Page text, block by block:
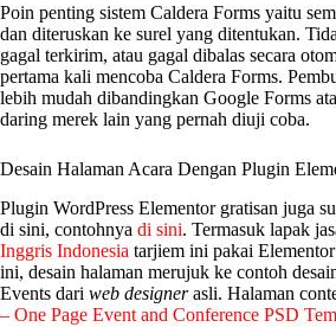
Poin penting sistem Caldera Forms yaitu
dan diteruskan ke surel yang ditentukan.
gagal terkirim, atau gagal dibalas secara
pertama kali mencoba Caldera Forms.
lebih mudah dibandingkan Google Forms
daring merek lain yang pernah diuji coba.
Desain Halaman Acara Dengan Plugin
Plugin WordPress Elementor gratisan juga
di sini, contohnya di sini. Termasuk lapak
Inggris Indonesia tarjiem ini pakai
ini, desain halaman merujuk ke contoh
Events dari web designerasli. Halaman
– One Page Event and Conference PSD